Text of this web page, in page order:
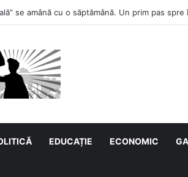
în noul sezon de Liga 2. Obiectiv clar
EDUCAȚIE ECONOMIC